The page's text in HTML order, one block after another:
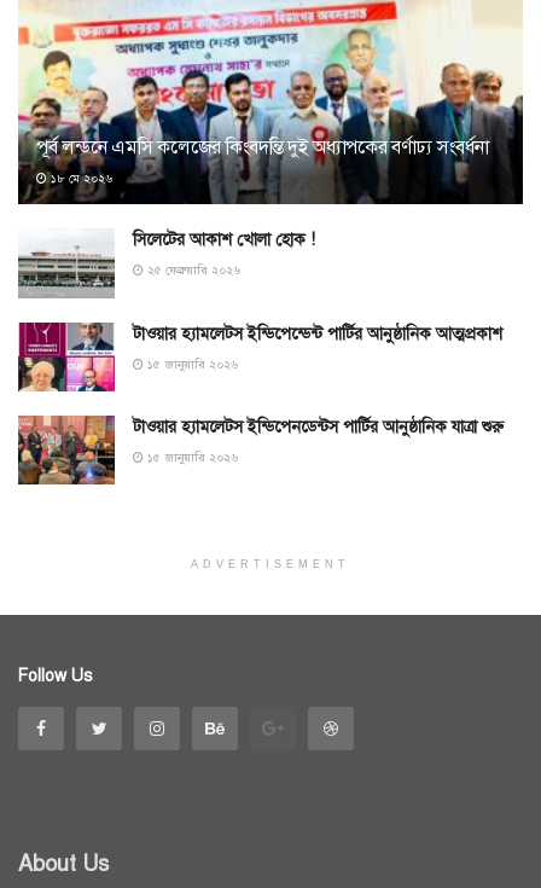
পূর্ব লন্ডনে এমসি কলেজের কিংবদন্তি দুই অধ্যাপকের বর্ণাঢ্য সংবর্ধনা
১৮ মে ২০২৬
সিলেটের আকাশ খোলা হোক !
২৫ ফেব্রুয়ারি ২০২৬
টাওয়ার হ্যামলেটস ইন্ডিপেন্ডেন্ট পার্টির আনুষ্ঠানিক আত্মপ্রকাশ
১৫ জানুয়ারি ২০২৬
টাওয়ার হ্যামলেটস ইন্ডিপেনডেন্টস পার্টির আনুষ্ঠানিক যাত্রা শুরু
১৫ জানুয়ারি ২০২৬
ADVERTISEMENT
Follow Us
About Us